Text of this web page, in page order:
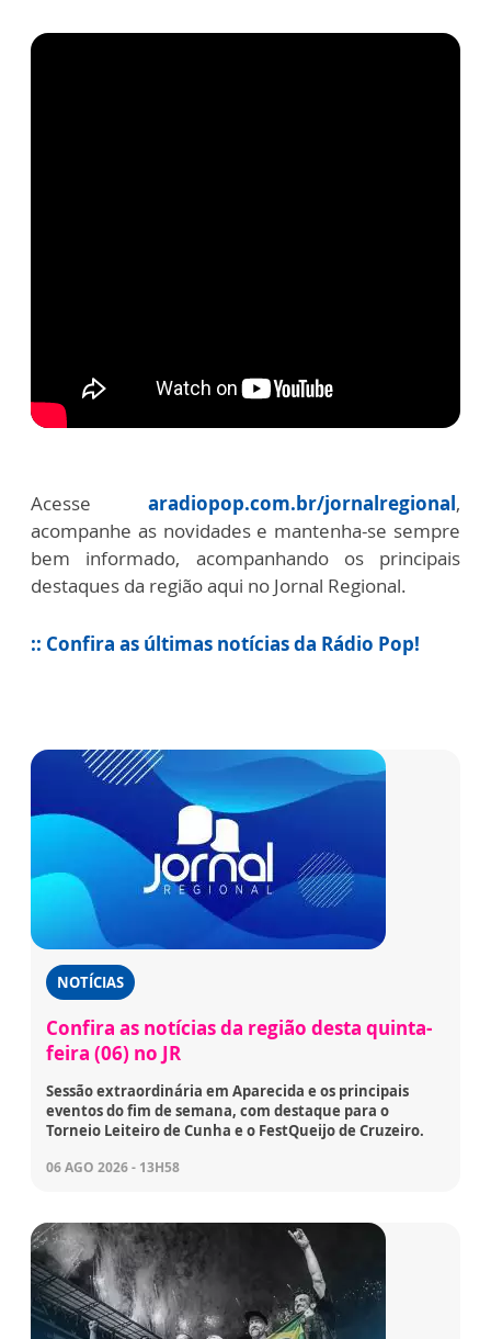
Acesse aradiopop.com.br/jornalregional,
acompanhe as novidades e mantenha-se sempre
bem informado, acompanhando os principais
destaques da região aqui no Jornal Regional.
:: Confira as últimas notícias da Rádio Pop!
NOTÍCIAS
Confira as notícias da região desta quinta-
feira (06) no JR
Sessão extraordinária em Aparecida e os principais
eventos do fim de semana, com destaque para o
Torneio Leiteiro de Cunha e o FestQueijo de Cruzeiro.
06 AGO 2026 - 13H58